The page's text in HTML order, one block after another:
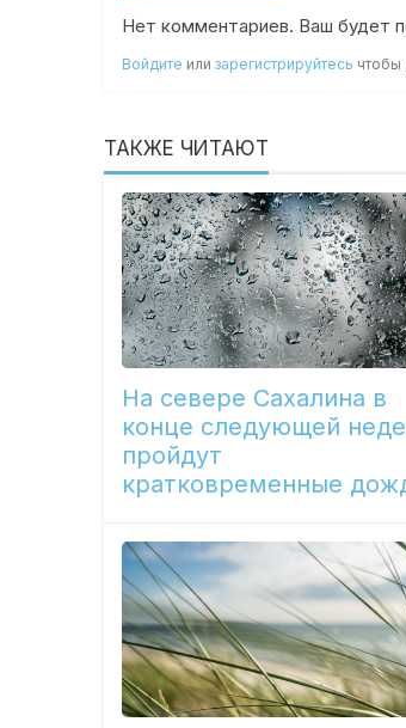
Нет комментариев. Ваш будет
Войдите илизарегистрируйтесь чтобы
ТАКЖЕ ЧИТАЮТ
На севере Сахалина в
конце следующей
пройдут
кратковременные